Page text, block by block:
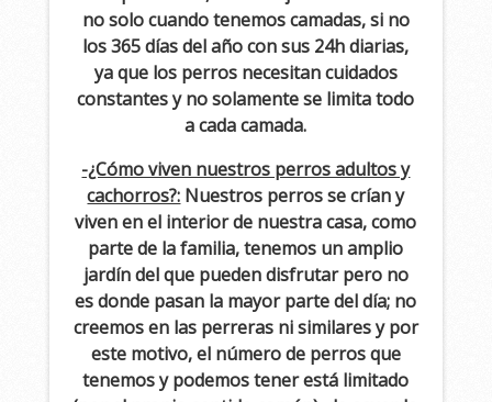
no solo cuando tenemos camadas, si no
los 365 días del año con sus 24h diarias,
ya que los perros necesitan cuidados
constantes y no solamente se limita todo
a cada camada.
-¿Cómo viven nuestros perros adultos y
cachorros?: Nuestros perros se crían y
viven en el interior de nuestra casa, como
parte de la familia, tenemos un amplio
jardín del que pueden disfrutar pero no
es donde pasan la mayor parte del día; no
creemos en las perreras ni similares y por
este motivo, el número de perros que
tenemos y podemos tener está limitado